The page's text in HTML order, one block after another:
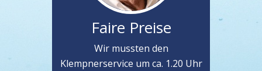
Faire Preise
Wir mussten den
Klempnerservice um ca. 1.20 Uhr